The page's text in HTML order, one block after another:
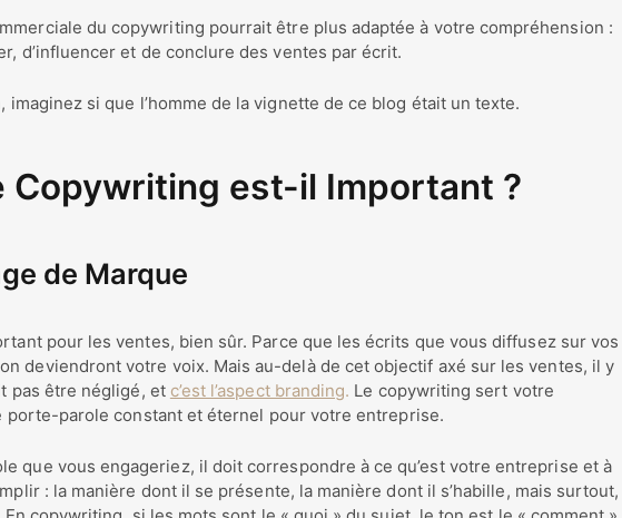
du copywriting pourrait être plus adaptée à votre compréhension :
d’influencer et de conclure des ventes par écrit.
imaginez si que l’homme de la vignette de ce blog était un texte.
Copywriting est-il Important ?
de Marque
pour les ventes, bien sûr. Parce que les écrits que vous diffusez sur vos
deviendront votre voix. Mais au-delà de cet objectif axé sur les ventes, il y
pas être négligé, et c’est l’aspect branding. Le copywriting sert votre
porte-parole constant et éternel pour votre entreprise.
que vous engageriez, il doit correspondre à ce qu’est votre entreprise et à
: la manière dont il se présente, la manière dont il s’habille, mais surtout,